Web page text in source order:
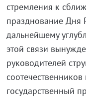
стремления к
празднование Дня
дальнейшему
этой связи
руководителей
государственный